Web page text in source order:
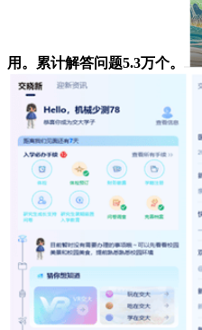
用。累计解答问题5.3万个。